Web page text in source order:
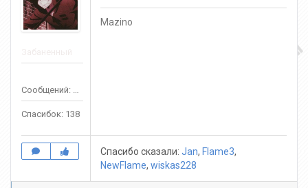
Сообщений: 569
Спасибок: 138
Mazino
Спасибо сказали: Jan, Flame3,
NewFlame, wiskas228